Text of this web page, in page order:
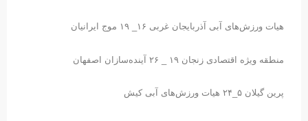
هیات ورزش‌های آبی آذربایجان غربی ١۶_ ١٩ موج ایرانیان
منطقه ویژه اقتصادی زنجان ١٩ _ ٢۶ آینده‌سازان اصفهان
پرین گیلان ۵_٢۴ هیات ورزش‌های آبی کیش